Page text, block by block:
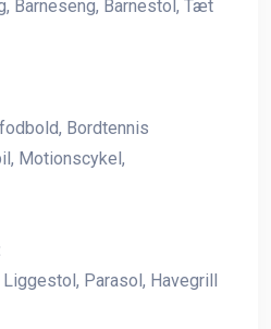
Barneseng, Barnestol, Tæt
Bordtennis
Motionscykel,
Parasol, Havegrill